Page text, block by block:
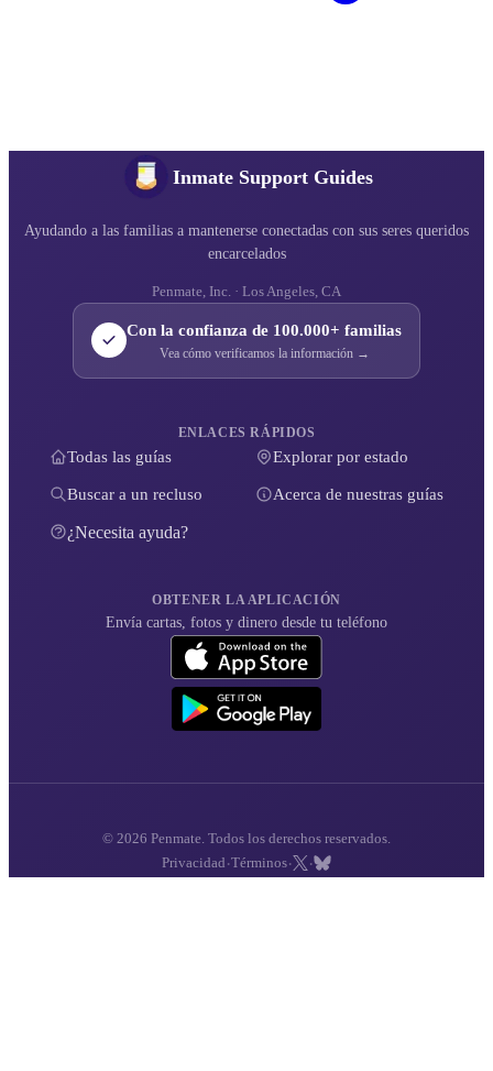
Inmate Support Guides
Ayudando a las familias a mantenerse conectadas con sus seres queridos
encarcelados
Penmate, Inc. · Los Angeles, CA
Con la confianza de 100.000+ familias
Vea cómo verificamos la información →
ENLACES RÁPIDOS
Todas las guías Explorar por estado
Buscar a un recluso Acerca de nuestras guías
¿Necesita ayuda?
OBTENER LA APLICACIÓN
Envía cartas, fotos y dinero desde tu teléfono
© 2026 Penmate. Todos los derechos reservados.
Privacidad ·Términos· ·